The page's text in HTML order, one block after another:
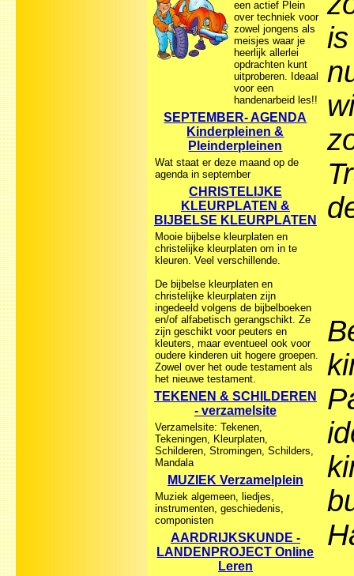
een actief Plein
over techniek voor
zowel jongens als
meisjes waar je
heerlijk allerlei
opdrachten kunt
uitproberen. Ideaal
voor een
handenarbeid les!!
SEPTEMBER- AGENDA
Kinderpleinen &
Pleinderpleinen
Wat staat er deze maand op de
agenda in september
CHRISTELIJKE
KLEURPLATEN &
BIJBELSE KLEURPLATEN
Mooie bijbelse kleurplaten en
christelijke kleurplaten om in te
kleuren. Veel verschillende.
De bijbelse kleurplaten en
christelijke kleurplaten zijn
ingedeeld volgens de bijbelboeken
en/of alfabetisch gerangschikt. Ze
zijn geschikt voor peuters en
kleuters, maar eventueel ook voor
oudere kinderen uit hogere groepen.
Zowel over het oude testament als
het nieuwe testament.
TEKENEN & SCHILDEREN
- verzamelsite
Verzamelsite: Tekenen,
Tekeningen, Kleurplaten,
Schilderen, Stromingen, Schilders,
Mandala
MUZIEK Verzamelplein
Muziek algemeen, liedjes,
instrumenten, geschiedenis,
componisten
AARDRIJKSKUNDE -
LANDENPROJECT Online
Leren